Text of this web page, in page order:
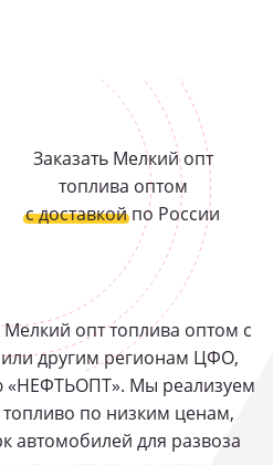
Заказать Мелкий опт
топлива оптом
с доставкойпо России
опт топлива оптом с
другим регионам ЦФО,
«НЕФТЬОПТ». Мы реализуем
по низким ценам,
для развоза